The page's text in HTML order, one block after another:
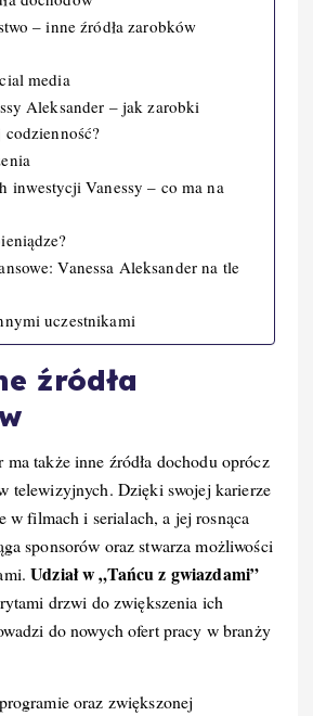
– inne źródła zarobków
media
Aleksander – jak zarobki
codzienność?
inwestycji Vanessy – co ma na
Vanessa Aleksander na tle
uczestnikami
źródła
ma także inne źródła dochodu oprócz
telewizyjnych. Dzięki swojej karierze
w filmach i serialach, a jej rosnąca
sponsorów oraz stwarza możliwości
Udział w „Tańcu z gwiazdami”
drzwi do zwiększenia ich
do nowych ofert pracy w branży
oraz zwiększonej